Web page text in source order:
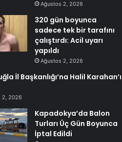
Ağustos 2, 2026
320 gün boyunca
sadece tek bir tarafını
çalıştırdı: Acil uyarı
yapıldı
Ağustos 2, 2026
İl Başkanlığı’na Halil Karahan’ı
2, 2026
Kapadokya’da Balon
Turları Üç Gün Boyunca
İptal Edildi